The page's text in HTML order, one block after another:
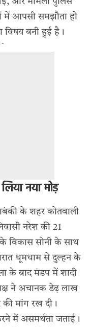
में आपसी समझौता हो
विषय बनी हुई है।
-
नया मोड़
के शहर कोतवाली
नरेश की 21
के विकास सोनी के साथ
धूमधाम से दुल्हन के
के बाद मंडप में शादी
ने अचानक डेढ़ लाख
मांग रख दी।
में असमर्थता जताई।